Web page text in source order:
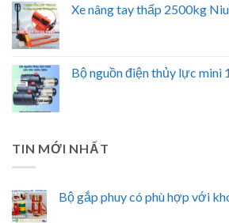
Xe nâng tay thấp 2500kg
Bộ nguồn điện thủy lực mini
TIN MỚI NHẤT
Bộ gắp phuy có phù hợp với